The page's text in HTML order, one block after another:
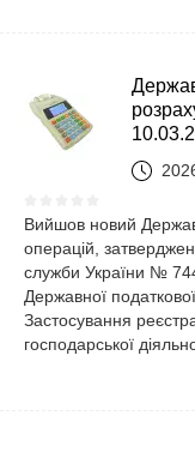
Вийшов новий
операцій,
служби України №
Державної
Застосування
господарської